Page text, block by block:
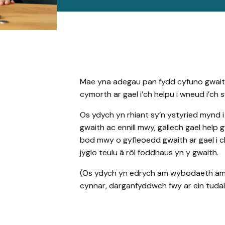
Mae yna adegau pan fydd cyfuno
cymorth ar gael i’ch helpu i wneud i’ch
Os ydych yn rhiant sy’n ystyried mynd
gwaith ac ennill mwy, gallech gael
bod mwy o gyfleoedd gwaith ar gael i
jyglo teulu â rôl foddhaus yn y gwaith.
(Os ydych yn edrych am wybodaeth
cynnar, darganfyddwch fwy ar ein